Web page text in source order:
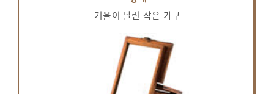
거울이 달린 작은 가구